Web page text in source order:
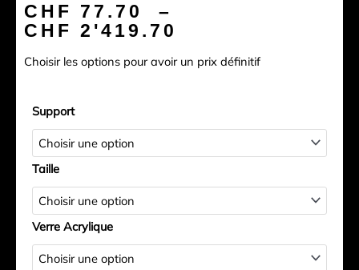
CHF 77.70
–
CHF 2'419.70
CHF 77.70
Choisir les options pour avoir un prix définitif
Support
Taille
Verre Acrylique
de
Belle
Provence
(Valensole
France)